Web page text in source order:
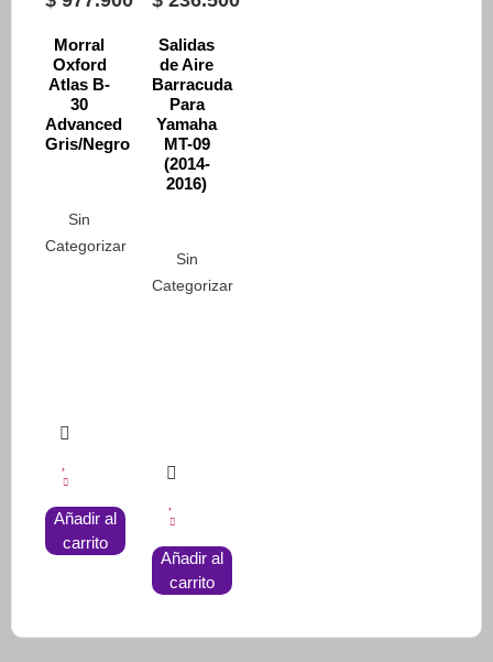
pueden
Morral
Oxford
Atlas B-
30
Advanced
Gris/Negro
Sin
Categorizar
Añadir al
carrito
Salidas
de Aire
Barracuda
Para
Yamaha
MT-09
(2014-
2016)
Sin
Categorizar
Añadir al
carrito